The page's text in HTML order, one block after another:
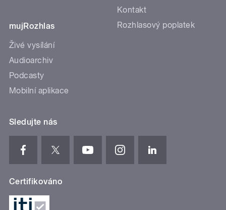
mujRozhlas
Živé vysílání
Audioarchiv
Podcasty
Mobilní aplikace
Kontakt
Rozhlasový poplatek
Sledujte nás
Certifikováno